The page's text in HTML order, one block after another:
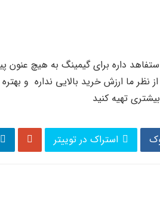
داره برای گیمینگ به هیچ عنون
نظر ما ارزش خرید بالایی نداره و
تهیه کنید
استراک در توییتر